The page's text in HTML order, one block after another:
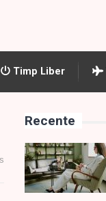
Timp Liber
Recente